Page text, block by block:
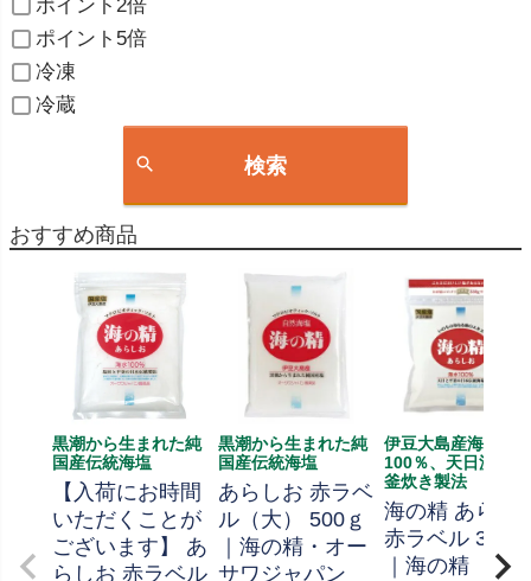
ポイント2倍
ポイント5倍
冷凍
冷蔵
検索
おすすめ商品
黒潮から生まれた純
国産伝統海塩
【入荷にお時間
いただくことが
ございます】 あ
らしお 赤ラベル
黒潮から生まれた純
国産伝統海塩
あらしお 赤ラベ
ル（大） 500ｇ
｜海の精・オー
サワジャパン
伊豆大島産海水
100％、天日濃縮、
釜炊き製法
海の精 あらし
赤ラベル 350g
｜海の精 【取